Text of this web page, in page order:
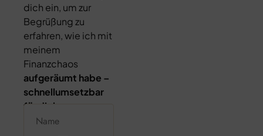
dich ein, um zur
Begrüßung zu
erfahren, wie ich mit
meinem
Finanzchaos
aufgeräumt habe –
schnellumsetzbar
für dich